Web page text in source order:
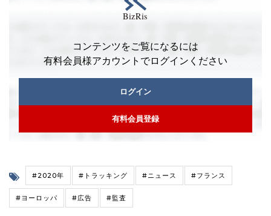
コンテンツをご覧になるには
有料会員様アカウントでログインください
ログイン
有料会員登録
#2020年 #トラッキング #ニュース #フランス
#ヨーロッパ #広告 #監査